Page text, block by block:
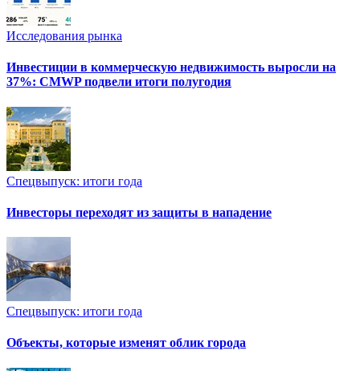
Исследования рынка
Инвестиции в коммерческую недвижимость выросли на
37%: CMWP подвели итоги полугодия
Спецвыпуск: итоги года
Инвесторы переходят из защиты в нападение
Спецвыпуск: итоги года
Объекты, которые изменят облик города